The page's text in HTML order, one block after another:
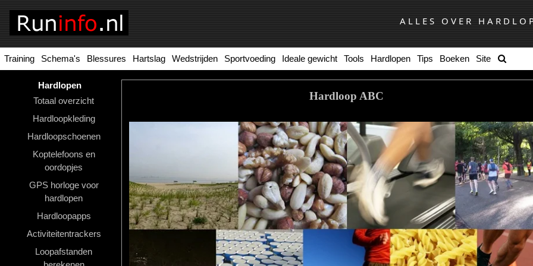
ALLES OVER
Training Schema's Blessures Hartslag Wedstrijden Sportvoeding Ideale gewicht Tools Hardlopen Tips Boeken Site
Hardlopen
Totaal overzicht
Hardloopkleding
Hardloopschoenen
Koptelefoons en
oordopjes
GPS horloge voor
hardlopen
Hardloopapps
Activiteitentrackers
Loopafstanden
Homepage
Hardloopschema's
Hardloopblessures
Hartslagmeter
Wedstrijden
Hardloop ABC